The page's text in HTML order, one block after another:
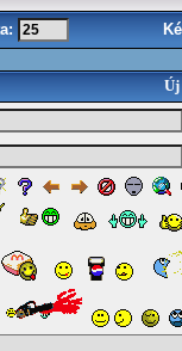
Új